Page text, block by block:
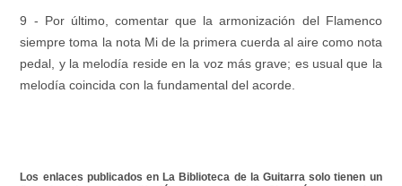
9 - Por último, comentar que la armonización del Flamenco
siempre toma la nota Mi de la primera cuerda al aire como nota
pedal, y la melodía reside en la voz más grave; es usual que la
melodía coincida con la fundamental del acorde.
Los enlaces publicados en La Biblioteca de la Guitarra solo tienen un